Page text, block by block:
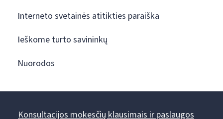
Interneto svetainės atitikties paraiška
Ieškome turto savininkų
Nuorodos
Konsultacijos mokesčių klausimais ir paslaugos